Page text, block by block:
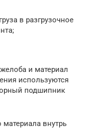
в разгрузочное
и материал
используются
подшипник
внутрь